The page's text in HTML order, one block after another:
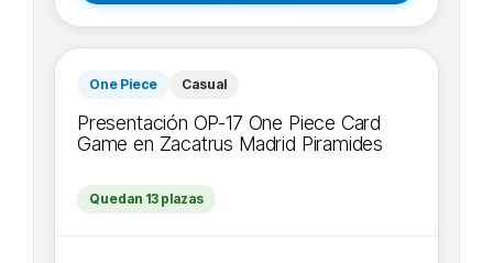
One Piece Casual
Presentación OP-17 One Piece Card
Game en Zacatrus Madrid Piramides
Quedan 13 plazas